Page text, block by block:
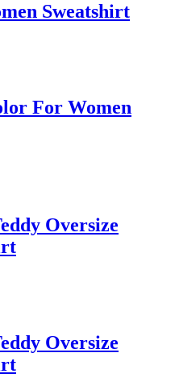
Sweatshirt
For Women
Oversize
Oversize